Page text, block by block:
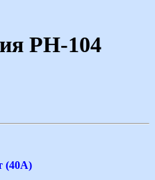
РН-104
(40А)